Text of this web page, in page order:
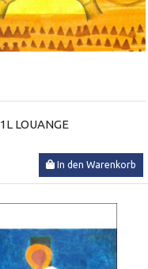
LOUANGE
In den Warenkorb